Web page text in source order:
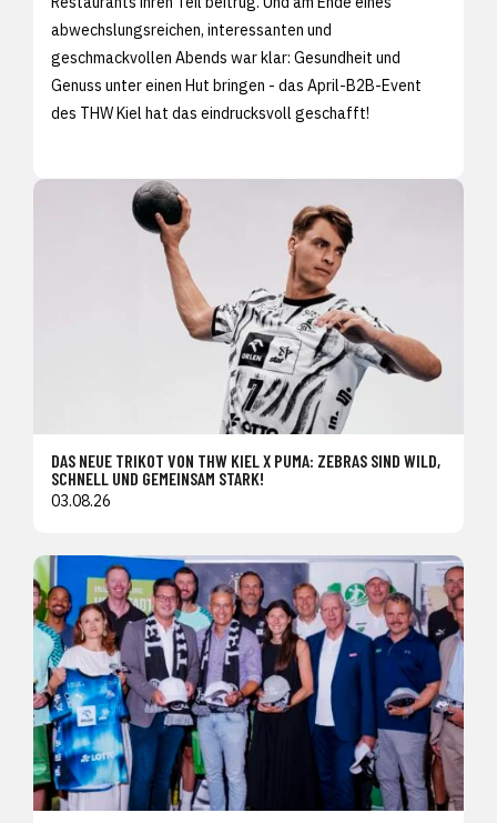
abwechslungsreichen, interessanten und
geschmackvollen Abends war klar: Gesundheit und
Genuss unter einen Hut bringen - das April-B2B-Event
des THW Kiel hat das eindrucksvoll geschafft!
DAS NEUE TRIKOT VON THW KIEL X PUMA: ZEBRAS SIND WILD,
SCHNELL UND GEMEINSAM STARK!
03.08.26